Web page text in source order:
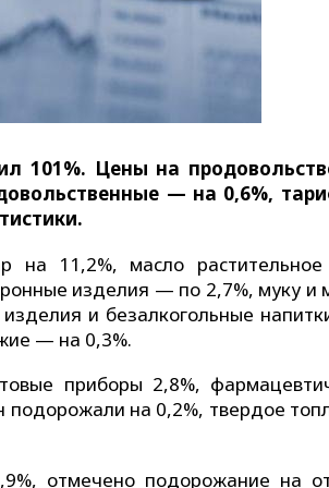
101%. Цены на
— на 0,6%,
11,2%, масло
изделия — по 2,7%, муку и
и безалкогольные
— на 0,3%.
приборы 2,8%,
на 0,2%, твердое
отмечено подорожание на